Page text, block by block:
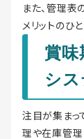
また、管理表
メリットのひと
賞味
シ
注目が集まっ
理や在庫管理